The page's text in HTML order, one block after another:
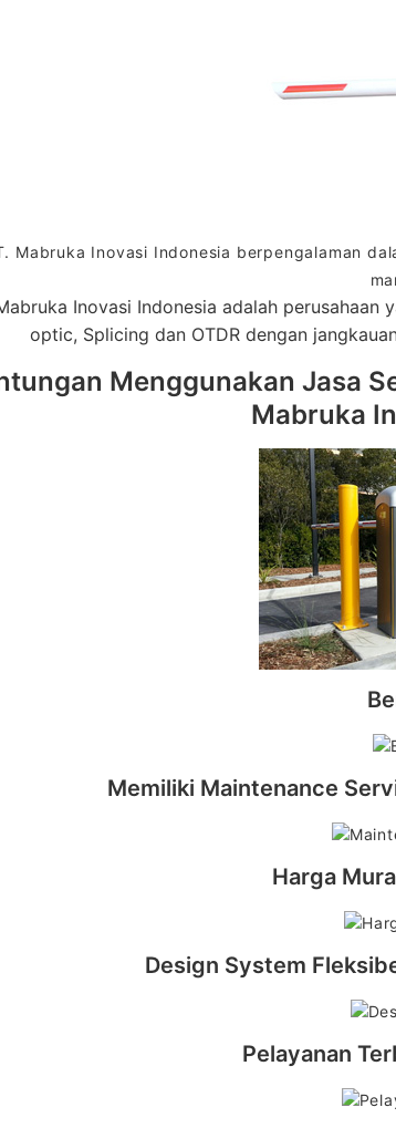
Mabruka Inovasi Indonesia berpengalaman
Inovasi Indonesia adalah
optic, Splicing dan OTDR dengan
Menggunakan Jasa
Mabruka
Memiliki Maintenance
Harga
Design System
Pelayanan